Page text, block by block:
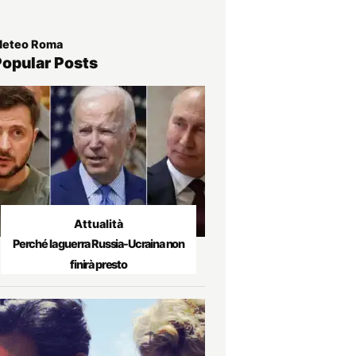
Roma
Posts
Attualità
Perché la guerra Russia-Ucraina non
finirà presto